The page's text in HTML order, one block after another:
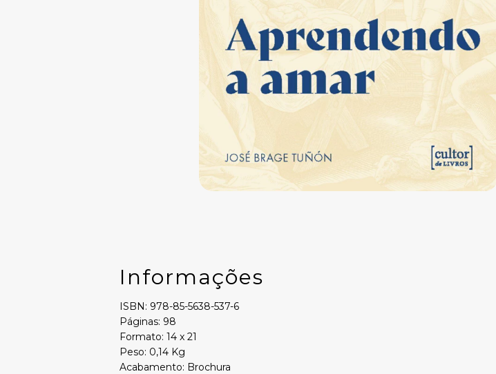
Informações
ISBN: 978-85-5638-537-6
Páginas: 98
Formato: 14 x 21
Peso: 0,14 Kg
Acabamento: Brochura